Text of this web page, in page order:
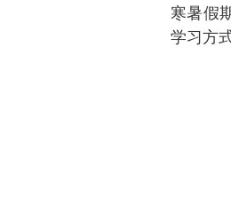
寒暑假
学习方